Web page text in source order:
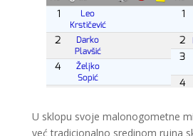
U sklopu svoje malonogometne
već tradicionalno sredinom rujna